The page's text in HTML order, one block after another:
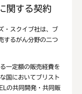
関する契約
・スクイブ社は、ブ
するがん分野の二つ
一定額の販売経費を
国においてブリスト
の共同開発・共同販